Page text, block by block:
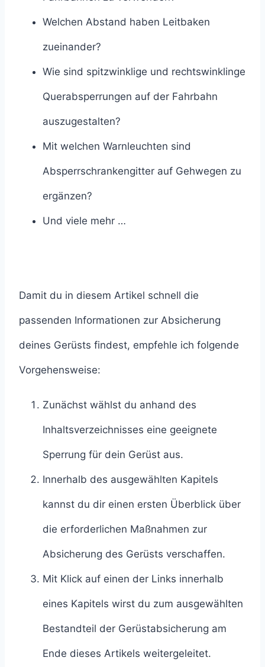
Welchen Abstand haben Leitbaken
zueinander?
Wie sind spitzwinklige und rechtswinklinge
Querabsperrungen auf der Fahrbahn
auszugestalten?
Mit welchen Warnleuchten sind
Absperrschrankengitter auf Gehwegen zu
ergänzen?
Und viele mehr …
Damit du in diesem Artikel schnell die
passenden Informationen zur Absicherung
deines Gerüsts findest, empfehle ich folgende
Vorgehensweise:
Zunächst wählst du anhand des
Inhaltsverzeichnisses eine geeignete
Sperrung für dein Gerüst aus.
Innerhalb des ausgewählten Kapitels
kannst du dir einen ersten Überblick über
die erforderlichen Maßnahmen zur
Absicherung des Gerüsts verschaffen.
Mit Klick auf einen der Links innerhalb
eines Kapitels wirst du zum ausgewählten
Bestandteil der Gerüstabsicherung am
Ende dieses Artikels weitergeleitet.